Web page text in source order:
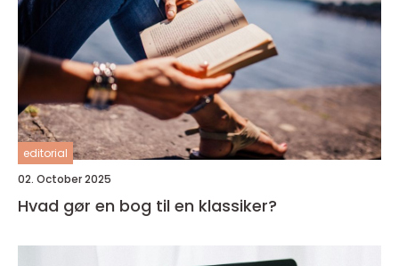
editorial
02. October 2025
Hvad gør en bog til en klassiker?